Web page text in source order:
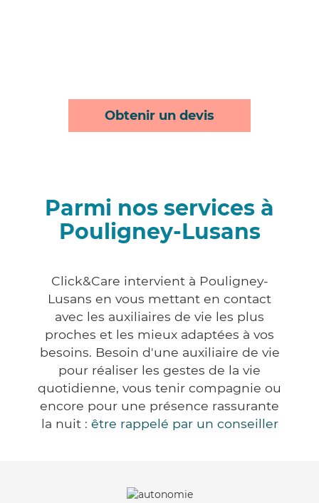
Obtenir un devis
Parmi nos services à
Pouligney-Lusans
Click&Care intervient à Pouligney-
Lusans en vous mettant en contact
avec les auxiliaires de vie les plus
proches et les mieux adaptées à vos
besoins. Besoin d'une auxiliaire de vie
pour réaliser les gestes de la vie
quotidienne, vous tenir compagnie ou
encore pour une présence rassurante
la nuit : être rappelé par un conseiller